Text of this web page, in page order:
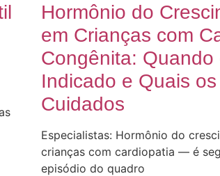
Hormônio do
em Crianças com
Congênita: Quando
Indicado e Quais os
Cuidados
Especialistas: Hormônio do
crianças com cardiopatia — é
episódio do quadro